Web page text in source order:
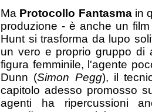
Ma Protocollo Fantasma in
produzione - è anche un
Hunt si trasforma da lupo
un vero e proprio gruppo di
figura femminile, l'agente
Dunn (Simon Pegg), il
capitolo adesso promosso
agenti ha ripercussioni